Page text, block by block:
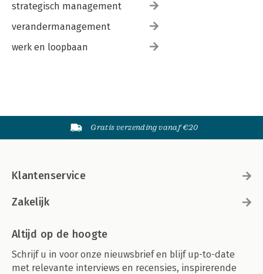
strategisch management
verandermanagement
werk en loopbaan
Gratis verzending vanaf €20
Klantenservice
Zakelijk
Altijd op de hoogte
Schrijf u in voor onze nieuwsbrief en blijf up-to-date
met relevante interviews en recensies, inspirerende